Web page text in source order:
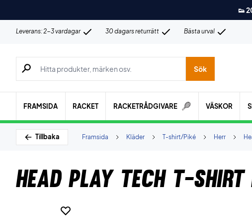
👟
Leverans: 2-3 vardagar 30 dagars returrätt Bästa urval
Sök efter produkter, märken osv.
Sök
FRAMSIDA RACKET RACKETRÅDGIVARE VÄSKOR
Tillbaka Herr
T-shirt/Piké
Kläder
Framsida
Head Play Tech T-shirt